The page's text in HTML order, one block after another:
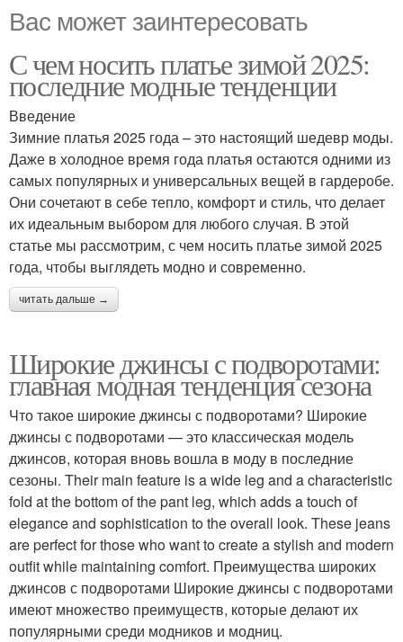
Вас может заинтересовать
С чем носить платье зимой 2025:
последние модные тенденции
Введение
Зимние платья 2025 года – это настоящий шедевр моды.
Даже в холодное время года платья остаются одними из
самых популярных и универсальных вещей в гардеробе.
Они сочетают в себе тепло, комфорт и стиль, что делает
их идеальным выбором для любого случая. В этой
статье мы рассмотрим, с чем носить платье зимой 2025
года, чтобы выглядеть модно и современно.
читать дальше →
Широкие джинсы с подворотами:
главная модная тенденция сезона
Что такое широкие джинсы с подворотами? Широкие
джинсы с подворотами — это классическая модель
джинсов, которая вновь вошла в моду в последние
сезоны. Their main feature is a wide leg and a characteristic
fold at the bottom of the pant leg, which adds a touch of
elegance and sophistication to the overall look. These jeans
are perfect for those who want to create a stylish and modern
outfit while maintaining comfort. Преимущества широких
джинсов с подворотами Широкие джинсы с подворотами
имеют множество преимуществ, которые делают их
популярными среди модников и модниц.